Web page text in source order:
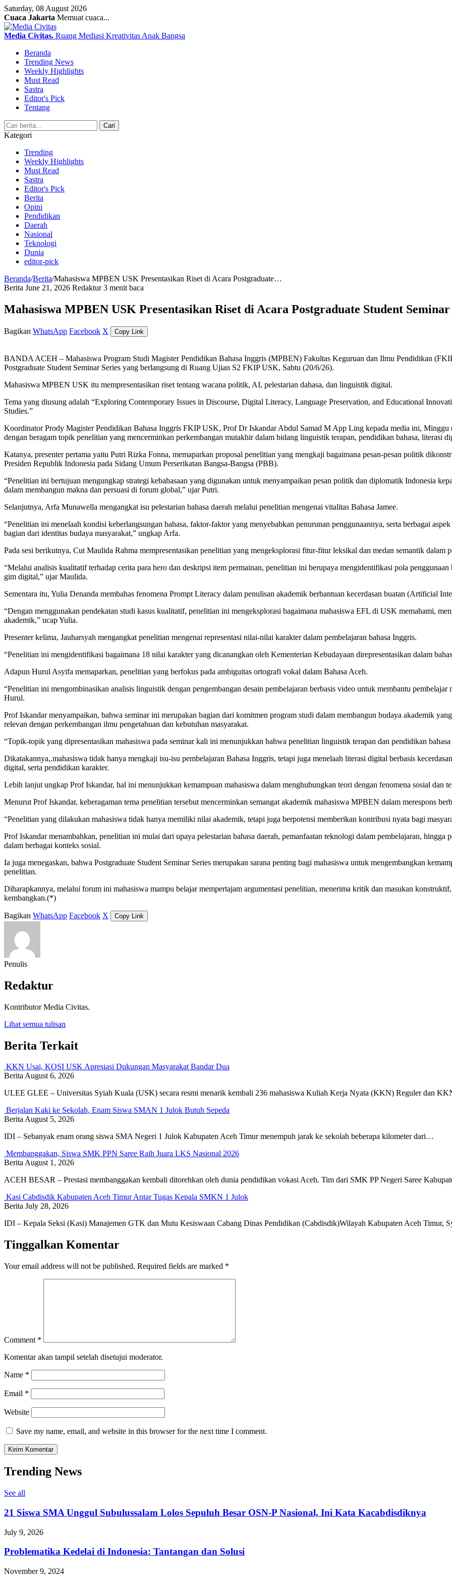
Saturday, 08 August 2026
Cuaca Jakarta Memuat cuaca...
Media Civitas. Ruang Mediasi Kreativitas Anak Bangsa
Beranda
Trending News
Weekly Highlights
Must Read
Sastra
Editor's Pick
Tentang
Search
Cari
Kategori
Trending
Weekly Highlights
Must Read
Sastra
Editor's Pick
Berita
Opini
Pendidikan
Daerah
Nasional
Teknologi
Dunia
editor-pick
Beranda/Berita/Mahasiswa MPBEN USK Presentasikan Riset di Acara Postgraduate…
Berita June 21, 2026 Redaktur 3 menit baca
Mahasiswa MPBEN USK Presentasikan Riset di Acara Postgraduate Student Seminar
Bagikan WhatsApp Facebook X Copy Link
BANDA ACEH – Mahasiswa Program Studi Magister Pendidikan Bahasa Inggris (MPBEN) Fakultas Keguruan dan Ilmu Pendidikan
Postgraduate Student Seminar Series yang berlangsung di Ruang Ujian S2 FKIP USK, Sabtu (20/6/26).
Mahasiswa MPBEN USK itu mempresentasikan riset tentang wacana politik, AI, pelestarian dahasa, dan linguistik digital.
Tema yang diusung adalah “Exploring Contemporary Issues in Discourse, Digital Literacy, Language Preservation, and Educational
Studies.”
Koordinator Prody Magister Pendidikan Bahasa Inggris FKIP USK, Prof Dr Iskandar Abdul Samad M App Ling kepada media ini, Minggu
dengan beragam topik penelitian yang mencerminkan perkembangan mutakhir dalam bidang linguistik terapan, pendidikan bahasa, literasi
Katanya, presenter pertama yaitu Putri Rizka Fonna, memaparkan proposal penelitian yang mengkaji bagaimana pesan-pesan politik
Presiden Republik Indonesia pada Sidang Umum Perserikatan Bangsa-Bangsa (PBB).
“Penelitian ini bertujuan mengungkap strategi kebahasaan yang digunakan untuk menyampaikan pesan politik dan diplomatik Indonesia
dalam membangun makna dan persuasi di forum global,” ujar Putri.
Selanjutnya, Arfa Munawella mengangkat isu pelestarian bahasa daerah melalui penelitian mengenai vitalitas Bahasa Jamee.
“Penelitian ini menelaah kondisi keberlangsungan bahasa, faktor-faktor yang menyebabkan penurunan penggunaannya, serta berbagai
bagian dari identitas budaya masyarakat,” ungkap Arfa.
Pada sesi berikutnya, Cut Maulida Rahma mempresentasikan penelitian yang mengeksplorasi fitur-fitur leksikal dan medan semantik
“Melalui analisis kualitatif terhadap cerita para hero dan deskripsi item permainan, penelitian ini berupaya mengidentifikasi pola
gim digital,” ujar Maulida.
Sementara itu, Yulia Denanda membahas fenomena Prompt Literacy dalam penulisan akademik berbantuan kecerdasan buatan (Artificial
“Dengan menggunakan pendekatan studi kasus kualitatif, penelitian ini mengeksplorasi bagaimana mahasiswa EFL di USK memahami,
akademik,” ucap Yulia.
Presenter kelima, Jauharsyah mengangkat penelitian mengenai representasi nilai-nilai karakter dalam pembelajaran bahasa Inggris.
“Penelitian ini mengidentifikasi bagaimana 18 nilai karakter yang dicanangkan oleh Kementerian Kebudayaan direpresentasikan dalam
Adapun Hurul Asyifa memaparkan, penelitian yang berfokus pada ambiguitas ortografi vokal dalam Bahasa Aceh.
“Penelitian ini mengombinasikan analisis linguistik dengan pengembangan desain pembelajaran berbasis video untuk membantu
Hurul.
Prof Iskandar menyampaikan, bahwa seminar ini merupakan bagian dari komitmen program studi dalam membangun budaya akademik
relevan dengan perkembangan ilmu pengetahuan dan kebutuhan masyarakat.
“Topik-topik yang dipresentasikan mahasiswa pada seminar kali ini menunjukkan bahwa penelitian linguistik terapan dan pendidikan
Dikatakannya,.mahasiswa tidak hanya mengkaji isu-isu pembelajaran Bahasa Inggris, tetapi juga menelaah literasi digital berbasis
digital, serta pendidikan karakter.
Lebih lanjut ungkap Prof Iskandar, hal ini menunjukkan kemampuan mahasiswa dalam menghubungkan teori dengan fenomena sosial dan
Menurut Prof Iskandar, keberagaman tema penelitian tersebut mencerminkan semangat akademik mahasiswa MPBEN dalam merespons
“Penelitian yang dilakukan mahasiswa tidak hanya memiliki nilai akademik, tetapi juga berpotensi memberikan kontribusi nyata bagi
Prof Iskandar menambahkan, penelitian ini mulai dari upaya pelestarian bahasa daerah, pemanfaatan teknologi dalam pembelajaran, hingga
dalam berbagai konteks sosial.
Ia juga menegaskan, bahwa Postgraduate Student Seminar Series merupakan sarana penting bagi mahasiswa untuk mengembangkan
penelitian.
Diharapkannya, melalui forum ini mahasiswa mampu belajar mempertajam argumentasi penelitian, menerima kritik dan masukan
kembangkan.(*)
Bagikan WhatsApp Facebook X Copy Link
Penulis
Redaktur
Kontributor Media Civitas.
Lihat semua tulisan
Berita Terkait
KKN Usai, KOSI USK Apresiasi Dukungan Masyarakat Bandar Dua
BeritaAugust 6, 2026
ULEE GLEE – Universitas Syiah Kuala (USK) secara resmi menarik kembali 236 mahasiswa Kuliah Kerja Nyata (KKN) Reguler dan
Berjalan Kaki ke Sekolah, Enam Siswa SMAN 1 Julok Butuh Sepeda
BeritaAugust 5, 2026
IDI – Sebanyak enam orang siswa SMA Negeri 1 Julok Kabupaten Aceh Timur menempuh jarak ke sekolah beberapa kilometer dari…
Membanggakan, Siswa SMK PPN Saree Raih Juara LKS Nasional 2026
BeritaAugust 1, 2026
ACEH BESAR – Prestasi membanggakan kembali ditorehkan oleh dunia pendidikan vokasi Aceh. Tim dari SMK PP Negeri Saree
Kasi Cabdisdik Kabupaten Aceh Timur Antar Tugas Kepala SMKN 1 Julok
Berita July 28, 2026
IDI – Kepala Seksi (Kasi) Manajemen GTK dan Mutu Kesiswaan Cabang Dinas Pendidikan (Cabdisdik)Wilayah Kabupaten Aceh Timur,
Tinggalkan Komentar
Your email address will not be published. Required fields are marked *
Comment *
Komentar akan tampil setelah disetujui moderator.
Name *
Email *
Website
Save my name, email, and website in this browser for the next time I comment.
Trending News
See all
21 Siswa SMA Unggul Subulussalam Lolos Sepuluh Besar OSN-P Nasional, Ini Kata Kacabdisdiknya
July 9, 2026
Problematika Kedelai di Indonesia: Tantangan dan Solusi
November 9, 2024